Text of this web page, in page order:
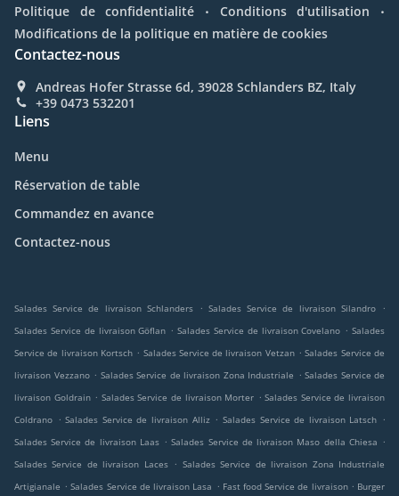
Politique de confidentialité . Conditions d'utilisation .
Modifications de la politique en matière de cookies
Contactez-nous
Andreas Hofer Strasse 6d, 39028 Schlanders BZ, Italy
+39 0473 532201
Liens
Menu
Réservation de table
Commandez en avance
Contactez-nous
Salades Service de livraison Schlanders . Salades Service de livraison Silandro
.
Salades Service de livraison Göflan . Salades Service de livraison Covelano . Salades
Service de livraison Kortsch . Salades Service de livraison Vetzan . Salades Service de
livraison Vezzano . Salades Service de livraison Zona Industriale . Salades Service de
livraison Goldrain . Salades Service de livraison Morter . Salades Service de livraison
Coldrano . Salades Service de livraison Alliz . Salades Service de livraison Latsch .
Salades Service de livraison Laas . Salades Service de livraison Maso della Chiesa .
Salades Service de livraison Laces . Salades Service de livraison Zona Industriale
Artigianale . Salades Service de livraison Lasa . Fast food Service de livraison . Burger